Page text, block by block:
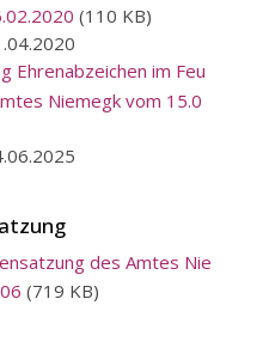
(110 KB)
Ehrenabzeichen im Feu
Niemegk vom 15.0
des Amtes Nie
(719 KB)